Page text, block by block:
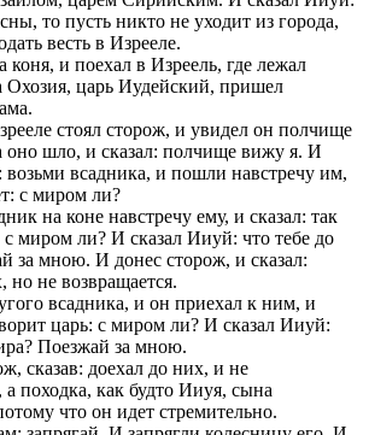
то пусть никто не уходит из города,
весть в Изрееле.
и поехал в Изреель, где лежал
Охозия, царь Иудейский, пришел
стоял сторож, и увидел он полчище
оно шло, и сказал: полчище вижу я. И
возьми всадника, и пошли навстречу им,
с миром ли?
на коне навстречу ему, и сказал: так
с миром ли? И сказал Ииуй: что тебе до
за мною. И донес сторож, и сказал:
но не возвращается.
всадника, и он приехал к ним, и
царь: с миром ли? И сказал Ииуй:
Поезжай за мною.
сказав: доехал до них, и не
а походка, как будто Ииуя, сына
что он идет стремительно.